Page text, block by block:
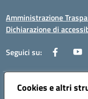
Cookies e altri
Amministrazione
Dichiarazione di
Seguici su:
Indirizzo:Via Trieste, 43 –